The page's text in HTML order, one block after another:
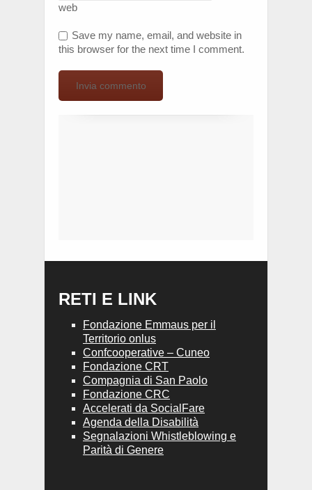
web
Save my name, email, and website in
this browser for the next time I comment.
RETI E LINK
Fondazione Emmaus per il
Territorio onlus
Confcooperative – Cuneo
Fondazione CRT
Compagnia di San Paolo
Fondazione CRC
Accelerati da SocialFare
Agenda della Disabilità
Segnalazioni Whistleblowing e
Parità di Genere